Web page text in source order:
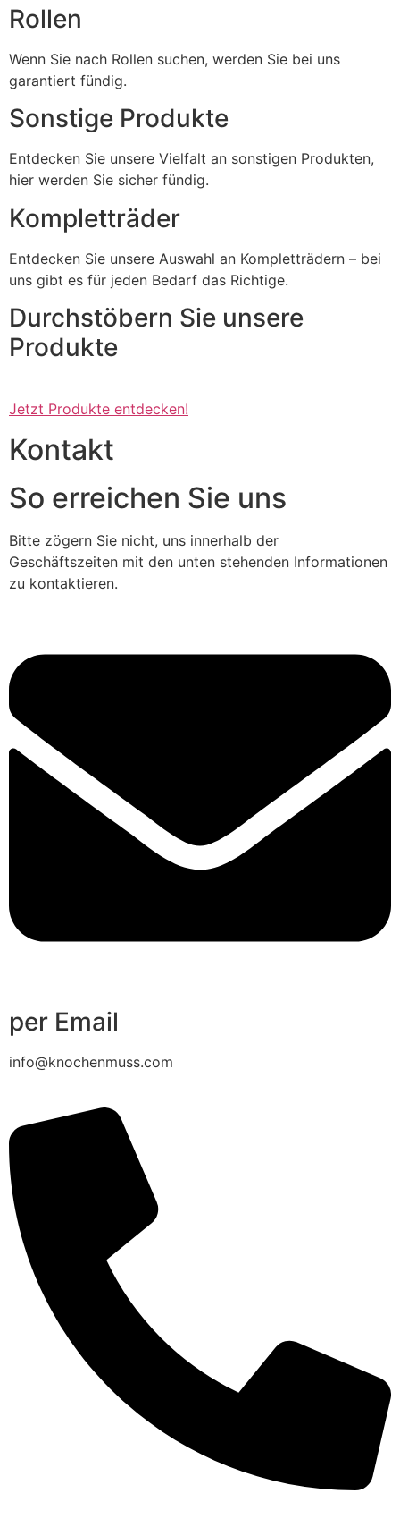
Rollen
Wenn Sie nach Rollen suchen, werden Sie bei uns
garantiert fündig.
Sonstige Produkte
Entdecken Sie unsere Vielfalt an sonstigen Produkten,
hier werden Sie sicher fündig.
Kompletträder
Entdecken Sie unsere Auswahl an Kompletträdern – bei
uns gibt es für jeden Bedarf das Richtige.
Durchstöbern Sie unsere
Produkte
Jetzt Produkte entdecken!
Kontakt
So erreichen Sie uns
Bitte zögern Sie nicht, uns innerhalb der
Geschäftszeiten mit den unten stehenden Informationen
zu kontaktieren.
per Email
info@knochenmuss.com